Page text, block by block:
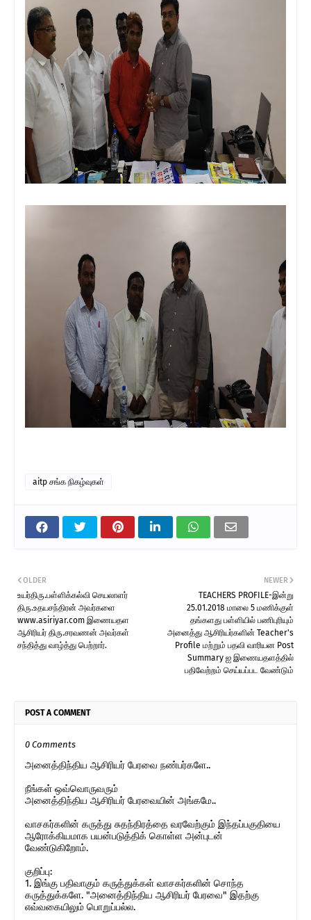
aitp சங்க நிகழ்வுகள்
NEWER
TEACHERS PROFILE-இன்று
25.01.2018 மாலை 5 மணிக்குள்
தங்களது பள்ளியில் பணிபுரியும்
அனைத்து ஆசிரியர்களின் Teacher's
Profile மற்றும் பதவி வாரியன Post
Summary ஐ இணையதளத்தில்
பதிவேற்றம் செய்யப்பட வேண்டும்
OLDER
உயர்திரு.பள்ளிக்கல்வி செயலாளர்
திரு.உதயசந்திரன் அவர்களை
www.asiriyar.com இணையதள
ஆசிரியர் திரு.சரவணன் அவர்கள்
சந்தித்து வாழ்த்து பெற்றார்.
POST A COMMENT
0 Comments
அனைத்திந்திய ஆசிரியர் பேரவை நண்பர்களே..
நீங்கள் ஒவ்வொருவரும்
அனைத்திந்திய ஆசிரியர் பேரவையின் அங்கமே..
வாசகர்களின் கருத்து சுதந்திரத்தை வரவேற்கும் இந்தப்பகுதியை
ஆரோக்கியமாக பயன்படுத்திக் கொள்ள அன்புடன்
வேண்டுகிறோம்.
குறிப்பு:
1. இங்கு பதிவாகும் கருத்துக்கள் வாசகர்களின் சொந்த
கருத்துக்களே. "அனைத்திந்திய ஆசிரியர் பேரவை" இதற்கு
எவ்வகையிலும் பொறுப்பல்ல.